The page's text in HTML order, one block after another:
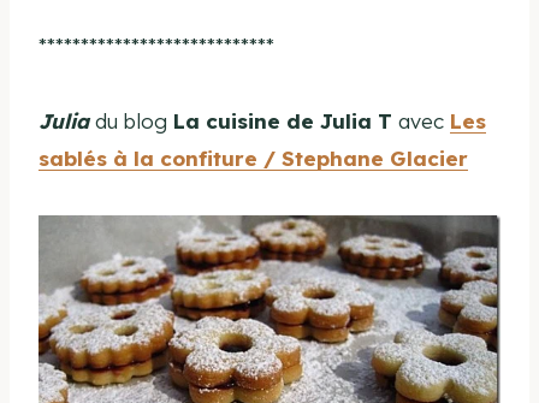
****************************
Juliadu blog La cuisine de Julia T avec Les
sablés à la confiture / Stephane Glacier